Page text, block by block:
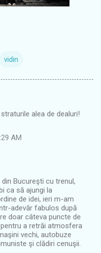
vidin
alea de dealuri!
AM
Bucureşti cu trenul,
ca să ajungi la
de idei, ieri m-am
adevăr fabulos după
doar câteva puncte de
a retrăi atmosfera
vechi, autobuze
şi clădiri cenuşii.